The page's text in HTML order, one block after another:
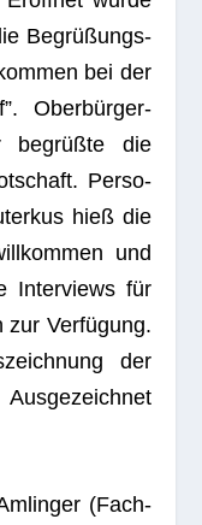
Begrü­ßungs­
bei der
Ober­bür­ger­
begrüßte die
Per­so­
hieß die
und
Inter­views für
zur Ver­fü­gung.
der
(Fach­